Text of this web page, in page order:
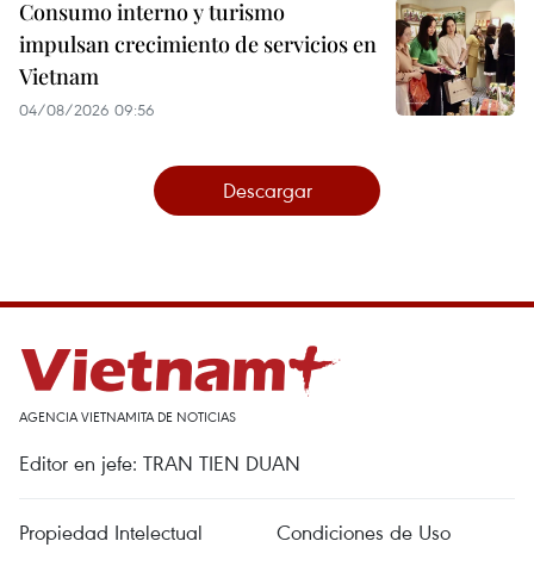
Consumo interno y turismo
impulsan crecimiento de servicios en
Vietnam
04/08/2026 09:56
Descargar
AGENCIA VIETNAMITA DE NOTICIAS
Editor en jefe: TRAN TIEN DUAN
Propiedad Intelectual
Condiciones de Uso